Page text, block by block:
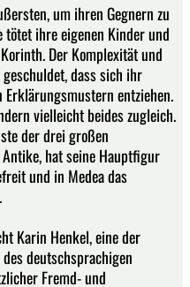
um ihren Gegnern zu
tötet ihre eigenen Kinder und
Der Komplexität und
dass sich ihr
entziehen.
vielleicht beides zugleich.
der drei großen
hat seine Hauptfigur
und in Medea das
Karin Henkel, eine der
deutschsprachigen
Fremd- und